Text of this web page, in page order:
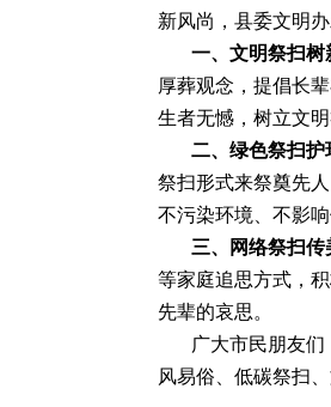
新风尚，县委文明
一、文明祭扫树
厚葬观念，提倡长
生者无憾，树立文明
二、绿色祭扫护
祭扫形式来祭奠先
不污染环境、不影响
三、网络祭扫传
等家庭追思方式，
先辈的哀思。
广大市民朋友
风易俗、低碳祭扫